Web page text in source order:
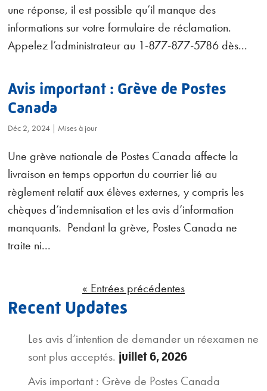
une réponse, il est possible qu’il manque des
informations sur votre formulaire de réclamation.
Appelez l’administrateur au 1-877-877-5786 dès...
Avis important : Grève de Postes
Canada
Déc 2, 2024| Mises à jour
Une grève nationale de Postes Canada affecte la
livraison en temps opportun du courrier lié au
règlement relatif aux élèves externes, y compris les
chèques d’indemnisation et les avis d’information
manquants. Pendant la grève, Postes Canada ne
traite ni...
« Entrées précédentes
Recent Updates
Les avis d’intention de demander un réexamen ne
sont plus acceptés. juillet 6, 2026
Avis important : Grève de Postes Canada